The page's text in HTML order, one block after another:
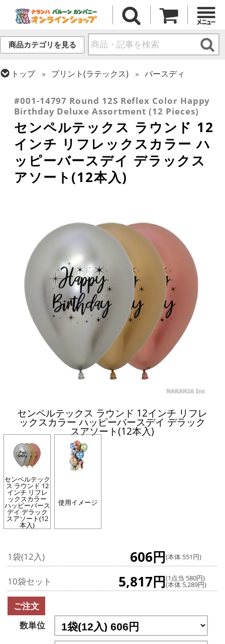
商品カテゴリを見る
トップ プリント(ラテックス)
バースディ
#001-14797 Round 12S Reflex Color Happy
Birthday Deluxe Assortment (12 Pieces)
センペルテックス ラウンド 12
インチ リフレックスカラー ハ
ッピーバースデイ デラックス
アソート(12本入)
センペルテックス ラウンド 12インチ リフレ
ックスカラー ハッピーバースデイ デラック
スアソート(12本入)
センペルテック
ス ラウンド 12
インチ リフレ
ックスカラー
ハッピーバース
デイ デラック
スアソート(12
本入)
使用イメージ
1袋(12入) 606円(本体 551円)
10袋セット 5,817円(1点当 580円)
(本体 5,289円)
ご注文
数単位